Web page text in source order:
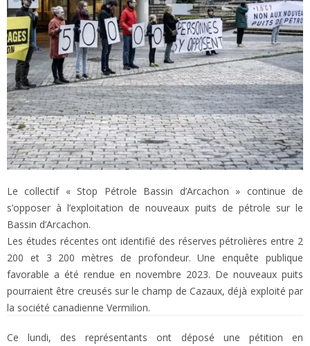
Le collectif « Stop Pétrole Bassin d’Arcachon » continue de
s’opposer à l’exploitation de nouveaux puits de pétrole sur le
Bassin d’Arcachon.
Les études récentes ont identifié des réserves pétrolières entre 2
200 et 3 200 mètres de profondeur. Une enquête publique
favorable a été rendue en novembre 2023. De nouveaux puits
pourraient être creusés sur le champ de Cazaux, déjà exploité par
la société canadienne Vermilion.
Ce lundi, des représentants ont déposé une pétition en